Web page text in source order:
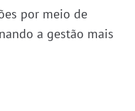
por meio de
a gestão mais